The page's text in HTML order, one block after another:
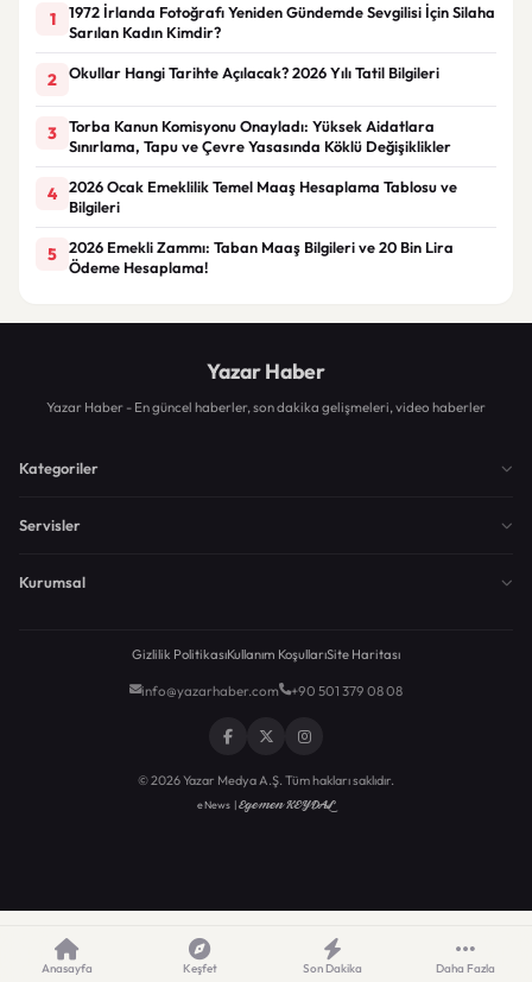
1
1972 İrlanda Fotoğrafı Yeniden Gündemde Sevgilisi İçin Silaha
Sarılan Kadın Kimdir?
2 Okullar Hangi Tarihte Açılacak? 2026 Yılı Tatil Bilgileri
3
Torba Kanun Komisyonu Onayladı: Yüksek Aidatlara
Sınırlama, Tapu ve Çevre Yasasında Köklü Değişiklikler
4
2026 Ocak Emeklilik Temel Maaş Hesaplama Tablosu ve
Bilgileri
5
2026 Emekli Zammı: Taban Maaş Bilgileri ve 20 Bin Lira
Ödeme Hesaplama!
Yazar Haber
Yazar Haber - En güncel haberler, son dakika gelişmeleri, video haberler
Kategoriler
Servisler
Kurumsal
Gizlilik PolitikasıKullanım KoşullarıSite Haritası
info@yazarhaber.com +90 501 379 08 08
© 2026 Yazar Medya A.Ş. Tüm hakları saklıdır.
eNews |Egemen KEYDAL
Anasayfa Keşfet Son Dakika Daha Fazla